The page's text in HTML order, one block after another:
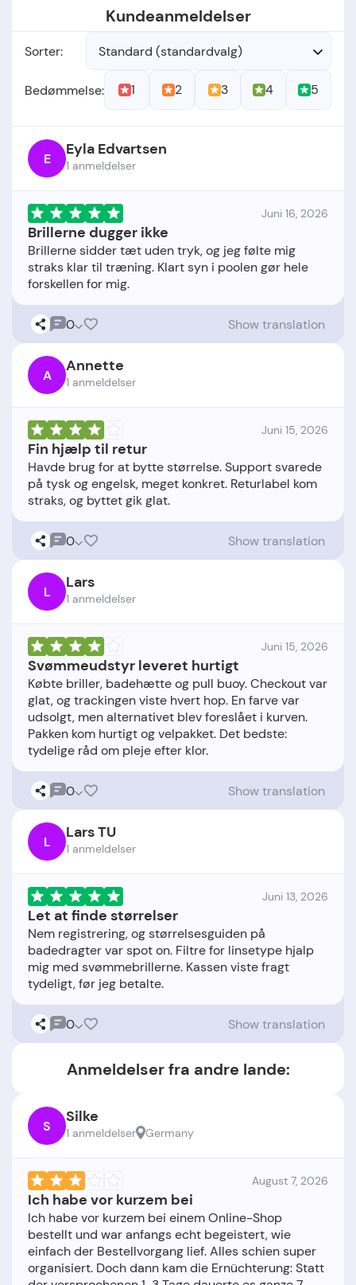
Kundeanmeldelser
Sorter: Standard (standardvalg)
Bedømmelse: 1 2 3 4 5
E Eyla Edvartsen
1 anmeldelser
Juni 16, 2026
Brillerne dugger ikke
Brillerne sidder tæt uden tryk, og jeg følte mig
straks klar til træning. Klart syn i poolen gør hele
0 Show translation
A Annette
1 anmeldelser
Juni 15, 2026
Fin hjælp til retur
Havde brug for at bytte størrelse. Support svarede
på tysk og engelsk, meget konkret. Returlabel kom
0 Show translation
L Lars
1 anmeldelser
Juni 15, 2026
Svømmeudstyr leveret hurtigt
Købte briller, badehætte og pull buoy. Checkout var
glat, og trackingen viste hvert hop. En farve var
udsolgt, men alternativet blev foreslået i kurven.
Pakken kom hurtigt og velpakket. Det bedste:
0 Show translation
L Lars TU
1 anmeldelser
Juni 13, 2026
Let at finde størrelser
Nem registrering, og størrelsesguiden på
badedragter var spot on. Filtre for linsetype hjalp
mig med svømmebrillerne. Kassen viste fragt
0 Show translation
Anmeldelser fra andre lande:
S Silke
1 anmeldelser Germany
August 7, 2026
Ich habe vor kurzem bei
Ich habe vor kurzem bei einem Online-Shop
bestellt und war anfangs echt begeistert, wie
einfach der Bestellvorgang lief. Alles schien super
organisiert. Doch dann kam die Ernüchterung: Statt